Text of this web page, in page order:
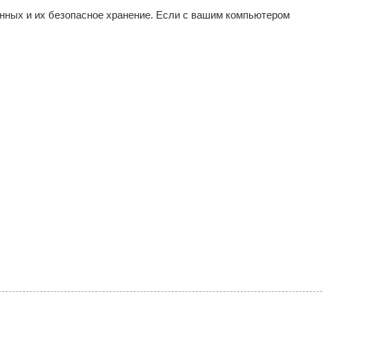
и их безопасное хранение. Если с вашим компьютером